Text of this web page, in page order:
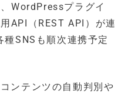
WordPressプラグイ
API（REST API）が連
SNSも順次連携予定
ンテンツの自動判別や